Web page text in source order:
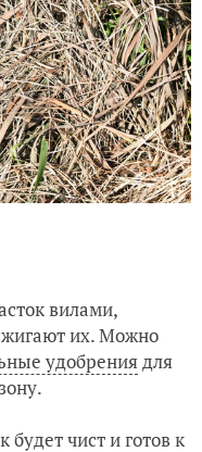
вилами,
их. Можно
удобрениядля
будет чист и готов к